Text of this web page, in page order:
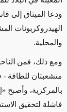
ودعا الميثاق إلى
الهيدروكربونات
والمحلية.
ومع ذلك، فمن
متشعبتان للطاقة -
بالمركزية، وأصبح
فاشلة لتحقيق